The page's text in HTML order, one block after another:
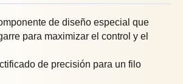
de diseño especial que
para maximizar el control y el
de precisión para un filo